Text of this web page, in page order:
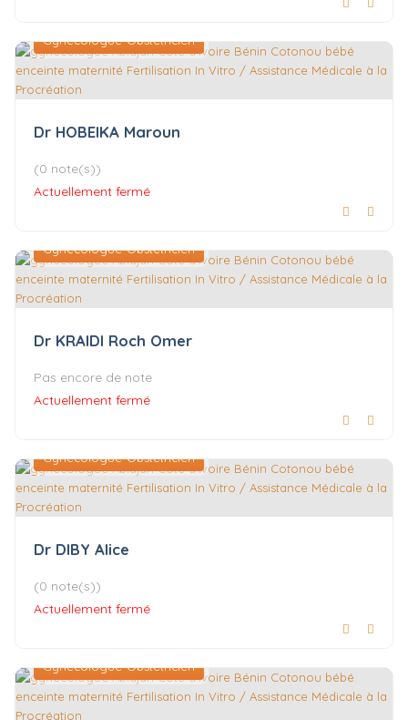
Gynécologue-Obstétricien
Dr HOBEIKA Maroun
(0 note(s))
Actuellement fermé
Gynécologue-Obstétricien
Dr KRAIDI Roch Omer
Pas encore de note
Actuellement fermé
Gynécologue-Obstétricien
Dr DIBY Alice
(0 note(s))
Actuellement fermé
Gynécologue-Obstétricien